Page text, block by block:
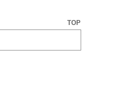
TOP